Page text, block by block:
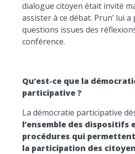
dialogue citoyen était invité
assister à ce débat. Prun’ lui
questions issues des
conférence.
Qu’est-ce que la
participative ?
La démocratie participative
l’ensemble des dispositifs
procédures qui
la participation des